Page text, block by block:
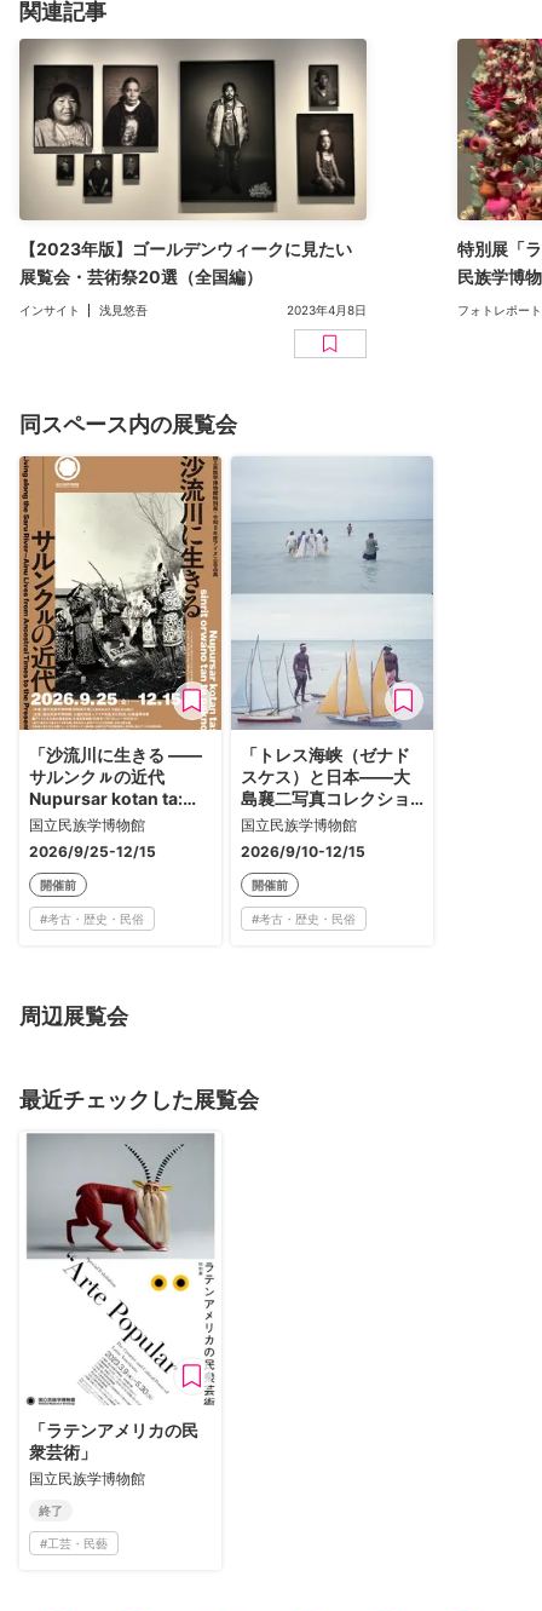
関連記事
【2023年版】ゴールデンウィークに見たい
展覧会・芸術祭20選（全国編）
インサイト 浅見悠吾 2023年4月8日
特別展「
民族学博
いだけじ
フォトレポート
同スペース内の展覧会
「沙流川に生きる ――
サルンクㇽの近代
Nupursar kotan ta:
sinrit orwano tan te
pakno」
国立民族学博物館
2026/9/25-12/15
開催前
#考古・歴史・民俗
「トレス海峡（ゼナド
スケス）と日本――大
島襄二写真コレクショ
ンから見た交流と歴
史」
国立民族学博物館
2026/9/10-12/15
開催前
#考古・歴史・民俗
周辺展覧会
最近チェックした展覧会
「ラテンアメリカの民
衆芸術」
国立民族学博物館
終了
#工芸・民藝